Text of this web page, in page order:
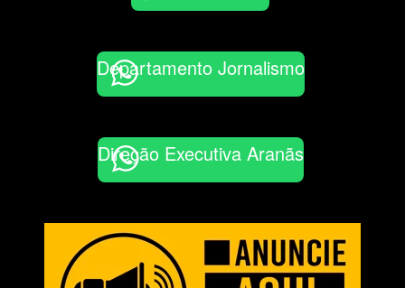
Departamento Jornalismo
Direção Executiva Aranãs